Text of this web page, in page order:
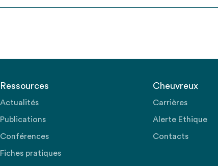
Ressources
Actualités
Publications
Conférences
Fiches pratiques
Cheuvreux
Carrières
Alerte Ethique
Contacts